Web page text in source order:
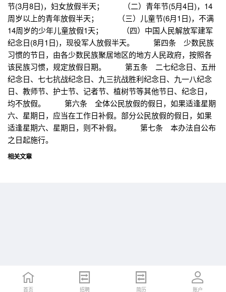
节(3月8日)，妇女放假半天； （二）青年节(5月4日)，14
周岁以上的青年放假半天； （三）儿童节(6月1日)，不满
14周岁的少年儿童放假1天； （四）中国人民解放军建军
纪念日(8月1日)，现役军人放假半天。 第四条 少数民族
习惯的节日，由各少数民族聚居地区的地方人民政府，按照各
该民族习惯，规定放假日期。 第五条 二七纪念日、五卅
纪念日、七七抗战纪念日、九三抗战胜利纪念日、九一八纪念
日、教师节、护士节、记者节、植树节等其他节日、纪念日，
均不放假。 第六条 全体公民放假的假日，如果适逢星期
六、星期日，应当在工作日补假。部分公民放假的假日，如果
适逢星期六、星期日，则不补假。 第七条 本办法自公布
之日起施行。
相关文章
首页 招聘 简历 账户
首页 招聘 简历 账户